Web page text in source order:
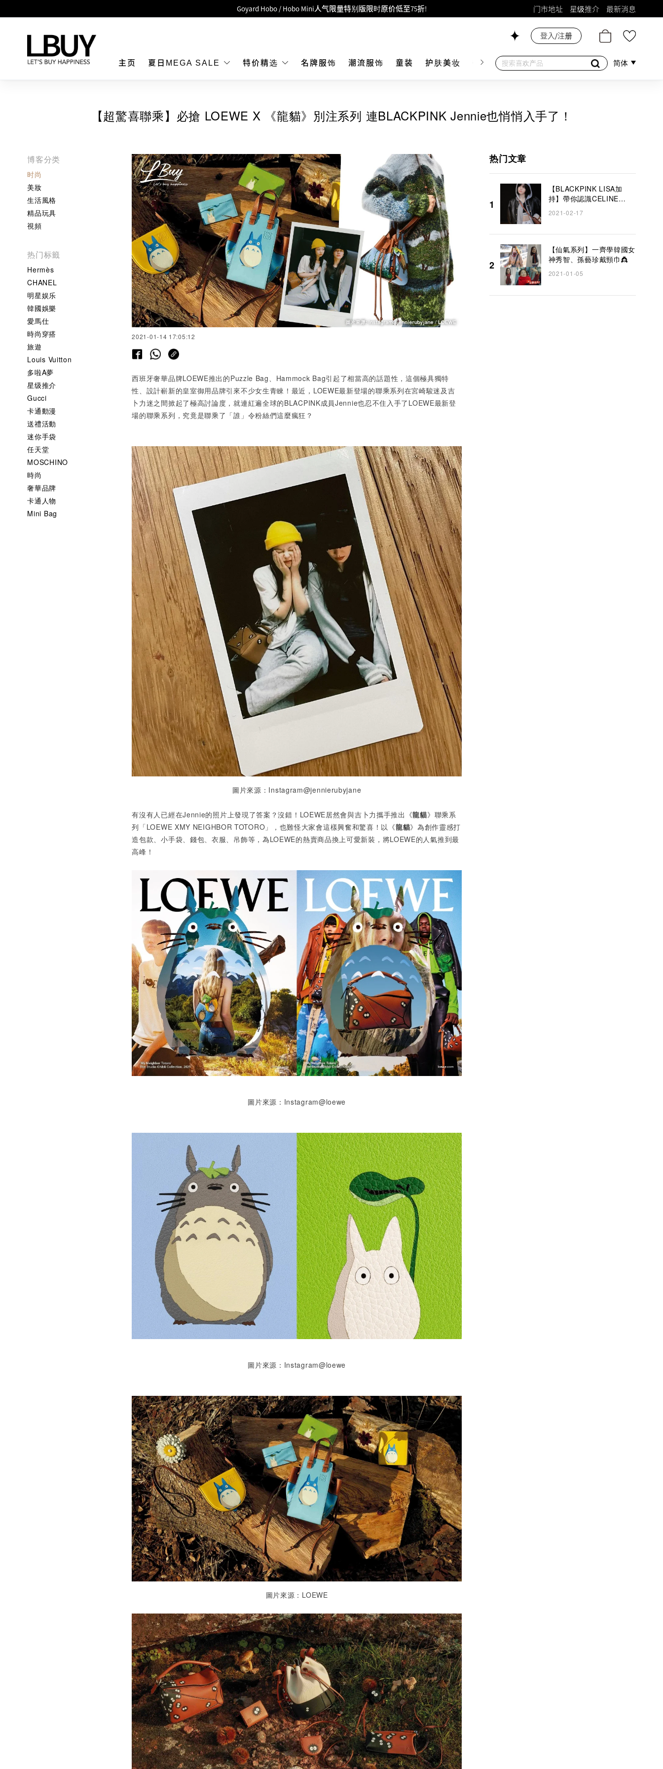
LBuy呈献 - Hermès 及 Chanel 手袋及首饰低至6折，立即入手!
重要通告：银行转帐及转数快付款注意事项
LBuy MEGA SALE 精选名牌手袋及小皮具低至6折
门市地址 星级推介 最新消息
主页 夏日MEGA SALE 特价精选 名牌服饰 潮流服饰 童装 护肤美妆 香水香薰 个人护理 母婴护理 游戏及精品
登入/注册
简体
【超驚喜聯乘】必搶 LOEWE X 《龍貓》別注系列 連BLACKPINK Jennie也悄悄入手了！
博客分类
时尚
美妝
生活風格
精品玩具
視頻
热门标籤
Hermès
CHANEL
明星娱乐
韓國娛樂
愛馬仕
時尚穿搭
旅遊
Louis Vuitton
多啦A夢
星级推介
Gucci
卡通動漫
送禮活動
迷你手袋
任天堂
MOSCHINO
時尚
奢華品牌
卡通人物
Mini Bag
热门文章
1
【BLACKPINK LISA加
持】帶你認識CELINE
TRIOMPHE BAG
COLLECTION！ 2021夏
2021-02-17
2
【仙氣系列】一齊學韓國女
神秀智、孫藝珍戴頸巾👸
2021-01-05
2021-01-14 17:05:12
西班牙奢華品牌LOEWE推出的Puzzle Bag Hammock Bag引起了相當高的話題性，這個極具獨特
性、設計嶄新的皇室御用品牌引來不少女生青睞！最近， LOEWE最新登場的聯乘系列在宮崎駿迷及吉
卜力迷之間掀起了極高討論度，就連紅遍全球的BLACPINK成員Jennie也忍不住入手了 LOEWE最新登
場的聯乘系列，究竟是聯乘了「誰」令粉絲們這麼瘋狂？
圖片來源：Instagram@jennierubyjane
有沒有人已經在Jennie的照片上發現了答案？沒錯！ LOEWE居然會與吉卜力攜手推出《龍貓》聯乘系
列「LOEWE XMY NEIGHBOR TOTORO 」 ，也難怪大家會這樣興奮和驚喜！以《龍貓》為創作靈感打
造包款、小手袋、錢包、衣服、吊飾等，為LOEWE的熱賣商品換上可愛新裝，將LOEWE的人氣推到最
高峰！
圖片來源：Instagram@loewe
圖片來源：Instagram@loewe
圖片來源：LOEWE